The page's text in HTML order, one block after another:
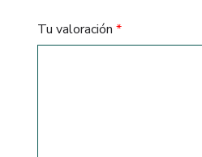
Tu valoración *